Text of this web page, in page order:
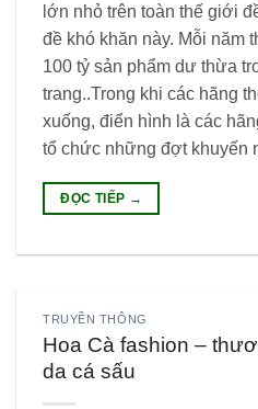
lớn nhỏ trên toàn thế giới
đề khó khăn này. Mỗi năm
100 tỷ sản phẩm dư thừa
trang..Trong khi các hãng
xuống, điển hình là các
tổ chức những đợt khuyến
ĐỌC TIẾP →
TRUYỀN THÔNG
Hoa Cà fashion –
da cá sấu